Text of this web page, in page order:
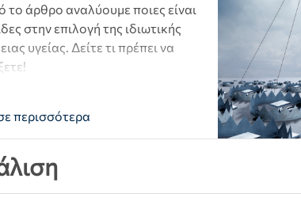
το άρθρο αναλύουμε ποιες είναι
στην επιλογή της ιδιωτικής
υγείας. Δείτε τι πρέπει να
περισσότερα